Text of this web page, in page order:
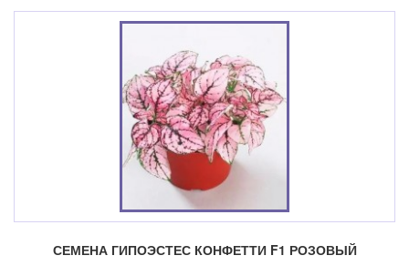
СЕМЕНА ГИПОЭСТЕС КОНФЕТТИ F1 РОЗОВЫЙ